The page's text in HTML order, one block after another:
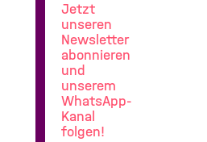
Jetzt
unseren
Newsletter
abonnieren
und
unserem
WhatsApp-
Kanal
folgen!